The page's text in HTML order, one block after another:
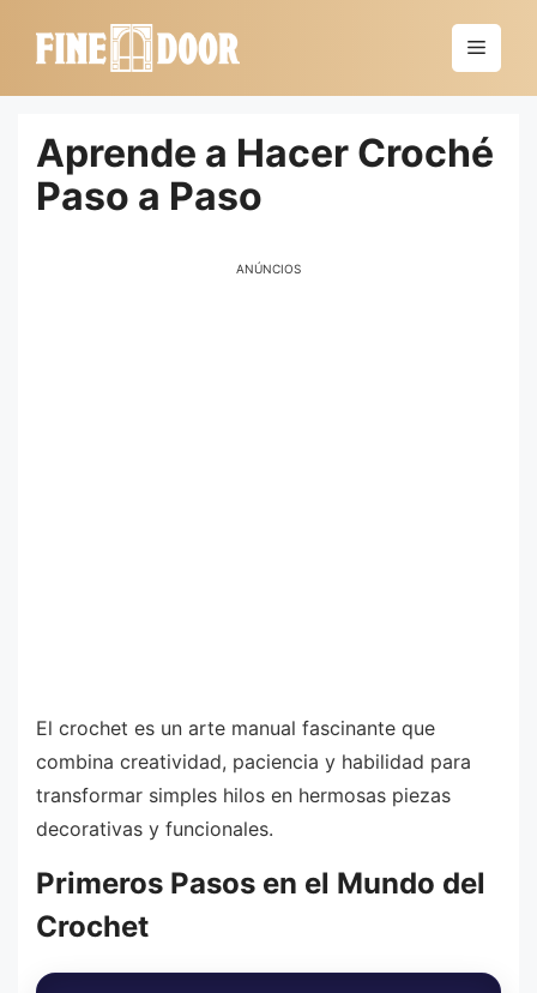
Menú
Aprende a Hacer Croché
Paso a Paso
ANÚNCIOS
El crochet es un arte manual fascinante que
combina creatividad, paciencia y habilidad para
transformar simples hilos en hermosas piezas
decorativas y funcionales.
Primeros Pasos en el Mundo del
Crochet